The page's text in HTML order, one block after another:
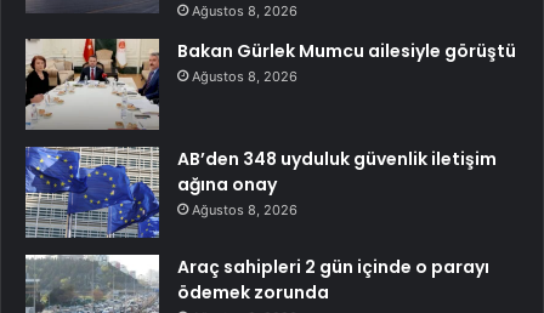
Ağustos 8, 2026
Bakan Gürlek Mumcu ailesiyle görüştü
Ağustos 8, 2026
AB’den 348 uyduluk güvenlik iletişim
ağına onay
Ağustos 8, 2026
Araç sahipleri 2 gün içinde o parayı
ödemek zorunda